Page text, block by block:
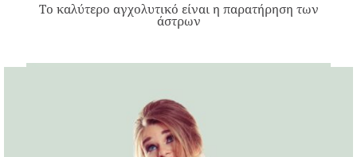
Το καλύτερο αγχολυτικό είναι η παρατήρηση των
άστρων